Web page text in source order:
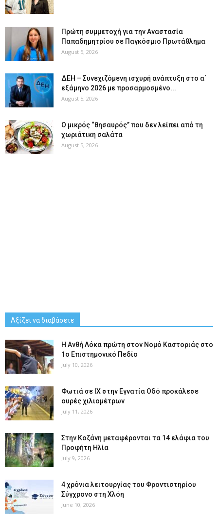
Πρώτη συμμετοχή για την Αναστασία
Παπαδημητρίου σε Παγκόσμιο Πρωτάθλημα
August 5, 2026
ΔΕΗ – Συνεχιζόμενη ισχυρή ανάπτυξη στο α΄
εξάμηνο 2026 με προσαρμοσμένο...
August 5, 2026
O μικρός “θησαυρός” που δεν λείπει από τη
χωριάτικη σαλάτα
August 5, 2026
Αξίζει να διαβάσετε
Η Ανθή Λόκα πρώτη στον Νομό Καστοριάς στο
1ο Επιστημονικό Πεδίο
July 10, 2026
Φωτιά σε ΙΧ στην Εγνατία Οδό προκάλεσε
ουρές χιλιομέτρων
July 11, 2026
Στην Κοζάνη μεταφέρονται τα 14 ελάφια του
Προφήτη Ηλία
July 9, 2026
4 χρόνια λειτουργίας του Φροντιστηρίου
Σύγχρονο στη Χλόη
June 10, 2026